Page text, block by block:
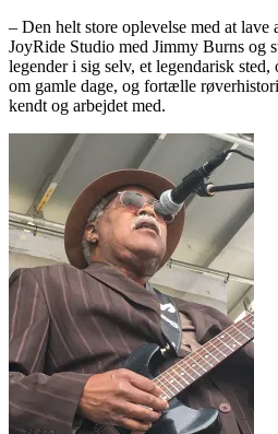
– Den helt store oplevelse med at lave
JoyRide Studio med Jimmy Burns og
legender i sig selv, et legendarisk
om gamle dage, og fortælle
kendt og arbejdet med.